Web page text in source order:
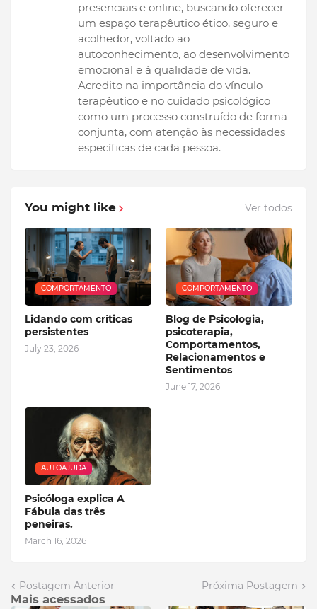
presenciais e online, buscando oferecer
um espaço terapêutico ético, seguro e
acolhedor, voltado ao
autoconhecimento, ao desenvolvimento
emocional e à qualidade de vida.
Acredito na importância do vínculo
terapêutico e no cuidado psicológico
como um processo construído de forma
conjunta, com atenção às necessidades
específicas de cada pessoa.
You might like Ver todos
COMPORTAMENTO
Lidando com críticas
persistentes
July 23, 2026
COMPORTAMENTO
Blog de Psicologia,
psicoterapia,
Comportamentos,
Relacionamentos e
Sentimentos
June 17, 2026
AUTOAJUDA
Psicóloga explica A
Fábula das três
peneiras.
March 16, 2026
Postagem Anterior Próxima Postagem
Mais acessados